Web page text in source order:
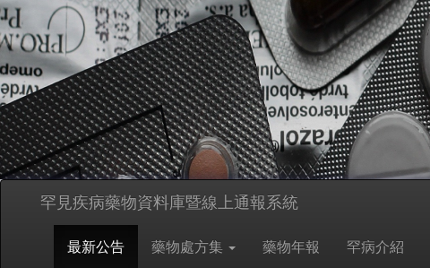
罕見疾病藥物資料庫暨線上通報系統
最新公告 藥物處方集 藥物年報 罕病介紹